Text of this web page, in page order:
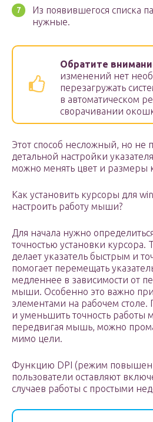
Из появившегося списка
нужные.
Обратите
изменений нет
перезагружать
в автоматическом
сворачивании
Этот способ несложный, но не
детальной настройки
можно менять цвет и размеры
Как установить курсоры для
настроить работу мыши?
Для начала нужно
точностью установки курсора.
делает указатель быстрым и
помогает перемещать
медленнее в зависимости от
мыши. Особенно это важно
элементами на рабочем
и уменьшить точность работы
передвигая мышь, можно
мимо цели.
Функцию DPI (режим
пользователи оставляют
случаев работы с простыми